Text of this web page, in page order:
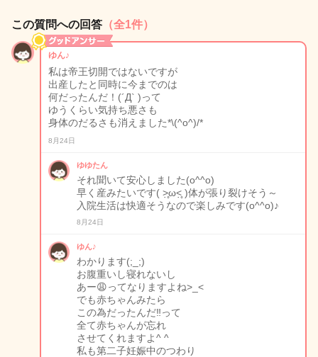
この質問への回答 （全1件）
ゆん♪
私は帝王切開ではないですが
出産したと同時に今までのは
何だったんだ！(´Д` )って
ゆうくらい気持ち悪さも
身体のだるさも消えました*\(^o^)/*
8月24日
ゆゆたん
それ聞いて安心しました(o^^o)
早く産みたいです( ˃̣̣̥ω˂̣̣̥ )体が張り裂けそう～
入院生活は快適そうなので楽しみです(o^^o)♪
8月24日
ゆん♪
わかります(;_;)
お腹重いし寝れないし
あー😩ってなりますよね>_<
でも赤ちゃんみたら
この為だったんだ‼️って
全て赤ちゃんが忘れ
させてくれますよ^ ^
私も第二子妊娠中のつわり